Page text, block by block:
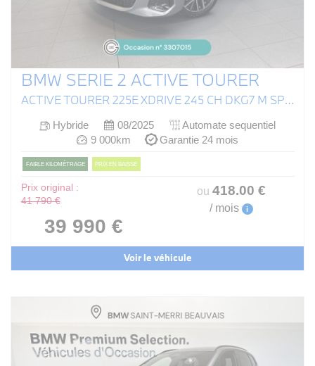
BMW SERIE 2 ACTIVE TOURER
ACTIVE TOURER 225E XDRIVE 245 CH DKG7 M SPORT
Hybride 08/2025
Automate sequentiel
9 000km
Garantie 24 mois
FAIBLE KILOMÉTRAGE PRIX EN BAISSE
Prix original :
41 790 €
39 990 €
ou 418.00 €
/ mois i
Voir le véhicule